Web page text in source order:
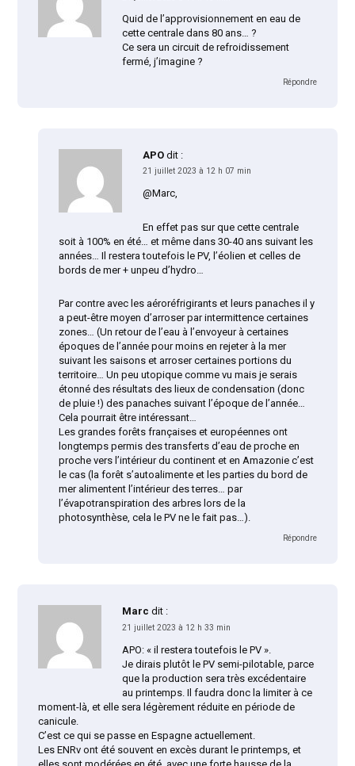
Quid de l’approvisionnement en eau de
cette centrale dans 80 ans… ?
Ce sera un circuit de refroidissement
fermé, j’imagine ?
Répondre
APO dit :
21 juillet 2023 à 12 h 07 min
@Marc,
En effet pas sur que cette centrale
soit à 100% en été… et même dans 30-40 ans suivant les
années… Il restera toutefois le PV, l’éolien et celles de
bords de mer + unpeu d’hydro…
Par contre avec les aéroréfrigirants et leurs panaches il y
a peut-être moyen d’arroser par intermittence certaines
zones… (Un retour de l’eau à l’envoyeur à certaines
époques de l’année pour moins en rejeter à la mer
suivant les saisons et arroser certaines portions du
territoire… Un peu utopique comme vu mais je serais
étonné des résultats des lieux de condensation (donc
de pluie !) des panaches suivant l’époque de l’année…
Cela pourrait être intéressant…
Les grandes forêts françaises et européennes ont
longtemps permis des transferts d’eau de proche en
proche vers l’intérieur du continent et en Amazonie c’est
le cas (la forêt s’autoalimente et les parties du bord de
mer alimentent l’intérieur des terres… par
l’évapotranspiration des arbres lors de la
photosynthèse, cela le PV ne le fait pas…).
Répondre
Marc dit :
21 juillet 2023 à 12 h 33 min
APO: « il restera toutefois le PV ».
Je dirais plutôt le PV semi-pilotable, parce
que la production sera très excédentaire
au printemps. Il faudra donc la limiter à ce
moment-là, et elle sera légèrement réduite en période de
canicule.
C’est ce qui se passe en Espagne actuellement.
Les ENRv ont été souvent en excès durant le printemps, et